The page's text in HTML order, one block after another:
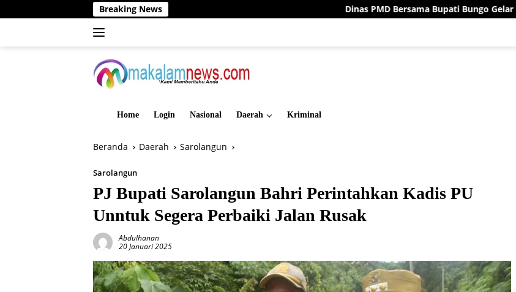
ke
Breaking News Dinas PMD Bersama Bupati Bungo Gelar Deklarasi Damai
Home Login Nasional Daerah Kriminal
Beranda Daerah Sarolangun
Sarolangun
PJ Bupati Sarolangun Bahri Perintahkan Kadis PU
Unntuk Segera Perbaiki Jalan Rusak
Abdulhanan
20 Januari 2025